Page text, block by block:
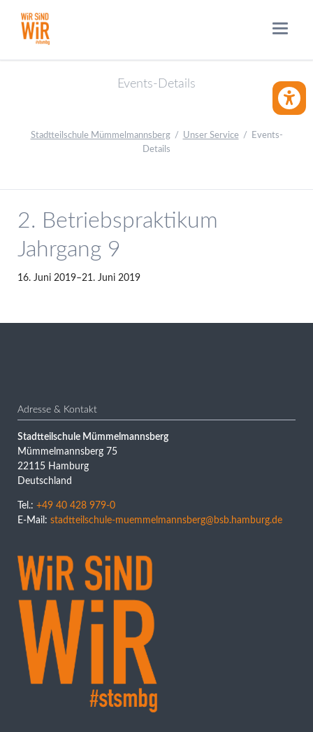
Events-Details
Stadtteilschule Mümmelmannsberg Unser Service
Events-
Details
2. Betriebspraktikum
Jahrgang 9
16. Juni 2019–21. Juni 2019
Adresse & Kontakt
Stadtteilschule Mümmelmannsberg
Mümmelmannsberg 75
22115 Hamburg
Deutschland
Tel.: +49 40 428 979-0
E-Mail: stadtteilschule-muemmelmannsberg@bsb.hamburg.de